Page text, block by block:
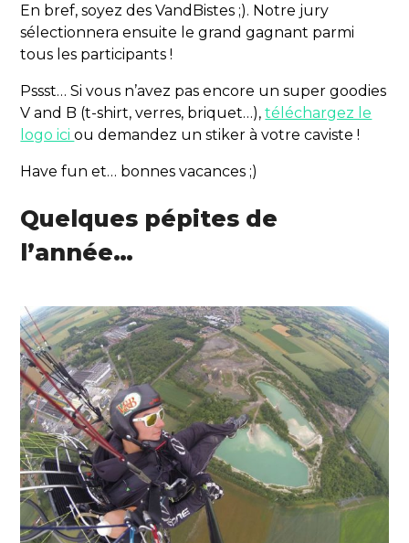
En bref, soyez des VandBistes ;). Notre jury
sélectionnera ensuite le grand gagnant parmi
tous les participants !
Pssst… Si vous n’avez pas encore un super goodies
V and B (t-shirt, verres, briquet…),téléchargez le
logo iciou demandez un stiker à votre caviste !
Have fun et… bonnes vacances ;)
Quelques pépites de
l’année…